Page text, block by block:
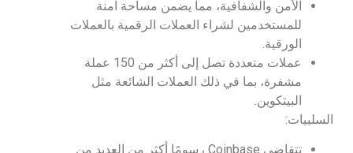
الأمن والشفافية، مما يضمن مساحة آمنة
للمستخدمين لشراء العملات الرقمية بالعملات
الورقية.
عملات متعددة تصل إلى أكثر من 150 عملة
مشفرة، بما في ذلك العملات الشائعة مثل
البيتكوين.
السلبيات:
تتقاضى Coinbase رسومًا أكثر من العديد من